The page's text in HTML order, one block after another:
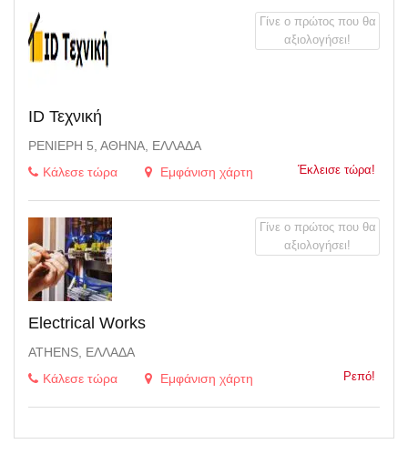
ID Τεχνική
ΡΕΝΙΈΡΗ 5, ΑΘΉΝΑ, ΕΛΛΆΔΑ
Κάλεσε τώρα
Εμφάνιση χάρτη Έκλεισε τώρα!
Γίνε ο πρώτος που θα
αξιολογήσει!
Electrical Works
ATHENS, ΕΛΛΆΔΑ
Κάλεσε τώρα
Εμφάνιση χάρτη Ρεπό!
Γίνε ο πρώτος που θα
αξιολογήσει!